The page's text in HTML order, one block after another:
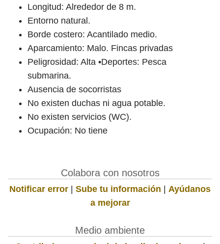
Longitud: Alrededor de 8 m.
Entorno natural.
Borde costero: Acantilado medio.
Aparcamiento: Malo. Fincas privadas
Peligrosidad: Alta •Deportes: Pesca
submarina.
Ausencia de socorristas
No existen duchas ni agua potable.
No existen servicios (WC).
Ocupación: No tiene
Colabora con nosotros
Notificar error | Sube tu información | Ayúdanos
a mejorar
Medio ambiente